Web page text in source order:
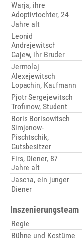
Warja, ihre
Adoptivtochter, 24
Jahre alt
Leonid
Andrejewitsch
Gajew, ihr Bruder
Jermolaj
Alexejewitsch
Lopachin, Kaufmann
Pjotr Sergejewitsch
Trofimow, Student
Boris Borisowitsch
Simjonow-
Pischtschik,
Gutsbesitzer
Firs, Diener, 87
Jahre alt
Jascha, ein junger
Diener
Inszenierungsteam
Regie
Bühne und Kostüme